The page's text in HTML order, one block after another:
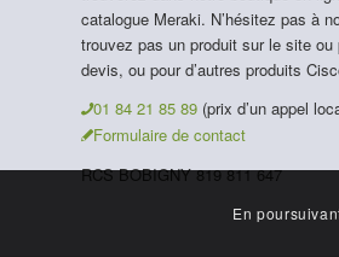
catalogue Meraki. N’hésitez pas à
trouvez pas un produit sur le site ou
devis, ou pour d’autres produits
01 84 21 85 89 (prix d’un appel
Formulaire de contact
RCS BOBIGNY 819 811 647
En